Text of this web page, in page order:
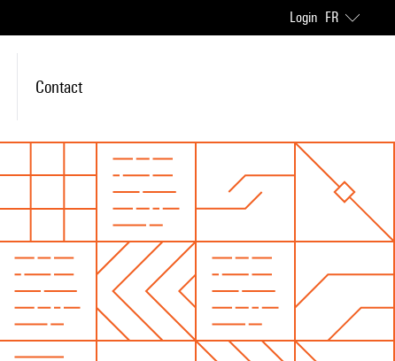
Login FR
Contact